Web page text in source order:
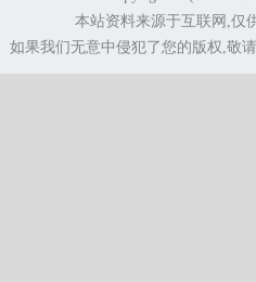
本站资料来源于互联网,仅
如果我们无意中侵犯了您的版权,敬